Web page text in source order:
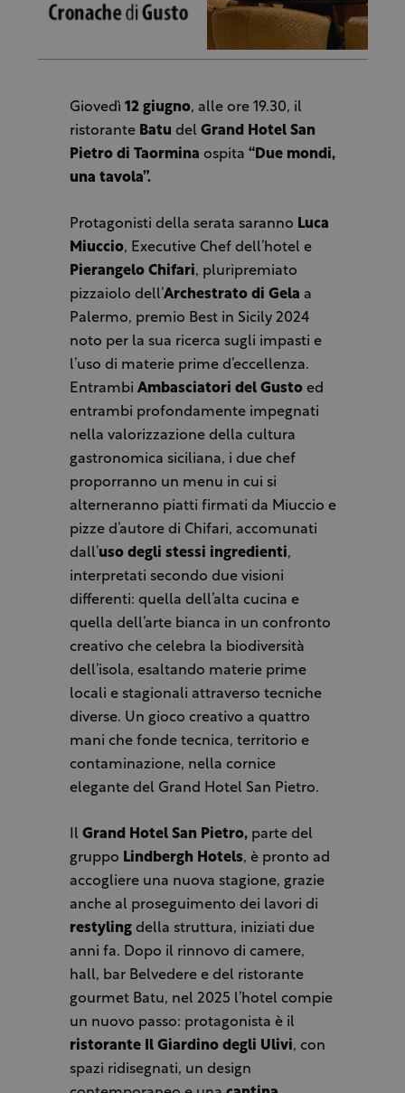
Giovedì 12 giugno, alle ore 19.30, il
ristorante Batu del Grand Hotel San
Pietro di Taormina ospita “Due mondi,
una tavola”.
Protagonisti della serata saranno Luca
Miuccio, Executive Chef dell’hotel e
Pierangelo Chifari, pluripremiato
pizzaiolo dell’Archestrato di Gela a
Palermo, premio Best in Sicily 2024
noto per la sua ricerca sugli impasti e
l’uso di materie prime d’eccellenza.
Entrambi Ambasciatori del Gustoed
entrambi profondamente impegnati
nella valorizzazione della cultura
gastronomica siciliana, i due chef
proporranno un menu in cui si
alterneranno piatti firmati da Miuccio e
pizze d’autore di Chifari, accomunati
dall’uso degli stessi ingredienti,
interpretati secondo due visioni
differenti: quella dell’alta cucina e
quella dell’arte bianca in un confronto
creativo che celebra la biodiversità
dell’isola, esaltando materie prime
locali e stagionali attraverso tecniche
diverse. Un gioco creativo a quattro
mani che fonde tecnica, territorio e
contaminazione, nella cornice
elegante del Grand Hotel San Pietro.
Il Grand Hotel San Pietro, parte del
gruppo Lindbergh Hotels, è pronto ad
accogliere una nuova stagione, grazie
anche al proseguimento dei lavori di
restyling della struttura, iniziati due
anni fa. Dopo il rinnovo di camere,
hall, bar Belvedere e del ristorante
gourmet Batu, nel 2025 l’hotel compie
un nuovo passo: protagonista è il
ristorante Il Giardino degli Ulivi, con
spazi ridisegnati, un design